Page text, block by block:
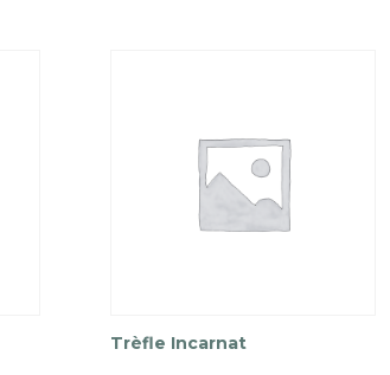
Trèfle Incarnat